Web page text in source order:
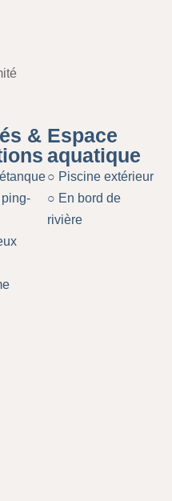
& Espace
aquatique
○ Piscine extérieur
○ En bord de
rivière